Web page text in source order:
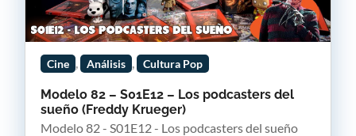
Modelo 82 – S01E12 – Los podcasters del
sueño (Freddy Krueger)
Cine Análisis Cultura Pop
Modelo 82 - S01E12 - Los podcasters del sueño